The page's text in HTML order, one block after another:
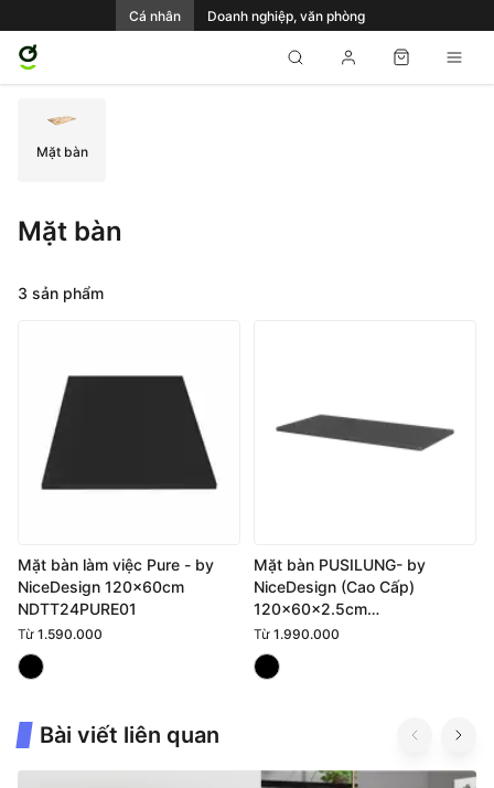
Cá nhân Doanh nghiệp, văn phòng
Mặt bàn
Mặt bàn
3 sản phẩm
Mặt bàn làm việc Pure - by
NiceDesign 120x60cm
NDTT24PURE01
Từ 1.590.000
Mặt bàn PUSILUNG- by
NiceDesign (Cao Cấp)
120x60x2.5cm
NDTT23PUSI01
Từ 1.990.000
Bài viết liên quan